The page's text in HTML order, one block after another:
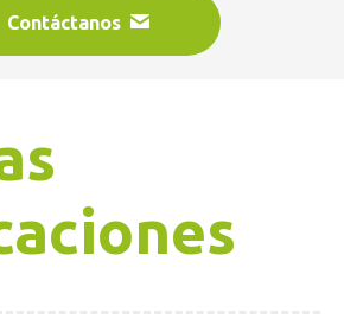
Contáctanos